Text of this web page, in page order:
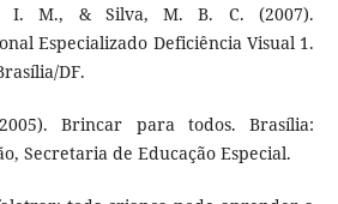
I. M., & Silva, M. B. C. (2007).
Especializado Deficiência Visual 1.
DF.
Brincar para todos. Brasília:
Secretaria de Educação Especial.